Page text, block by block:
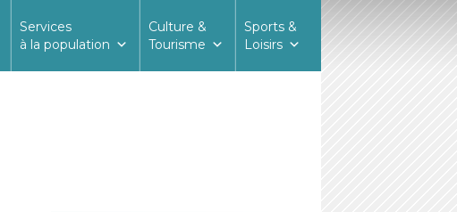
Services
à la population
Culture &
Tourisme
Sports &
Loisirs